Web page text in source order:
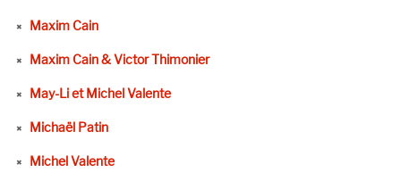
Maxim Cain
Maxim Cain & Victor Thimonier
May-Li et Michel Valente
Michaël Patin
Michel Valente